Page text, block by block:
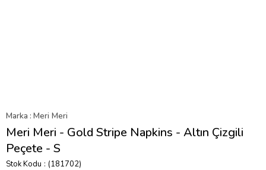
Marka : Meri Meri
Meri Meri - Gold Stripe Napkins - Altın Çizgili
Peçete - S
Stok Kodu (181702)